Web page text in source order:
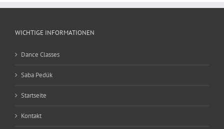
WICHTIGE INFORMATIONEN
Dance Classes
Saba Pedük
Startseite
Kontakt